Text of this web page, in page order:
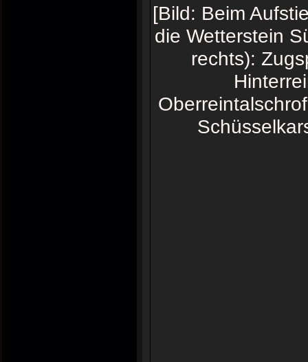
[Bild: Beim
die Wetterstein
rechts):